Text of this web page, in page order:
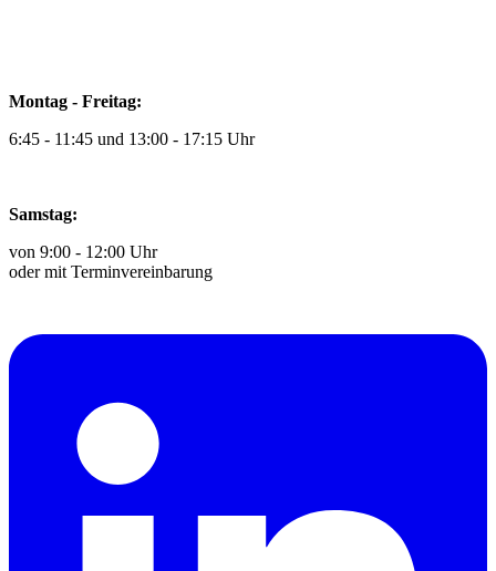
Montag - Freitag:
6:45 - 11:45 und 13:00 - 17:15 Uhr
Samstag:
von 9:00 - 12:00 Uhr
oder mit Terminvereinbarung